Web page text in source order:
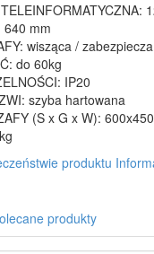
640 mm
wisząca /
do 60kg
IP20
szyba hartowana
(S x G x W):
produktu
produkty